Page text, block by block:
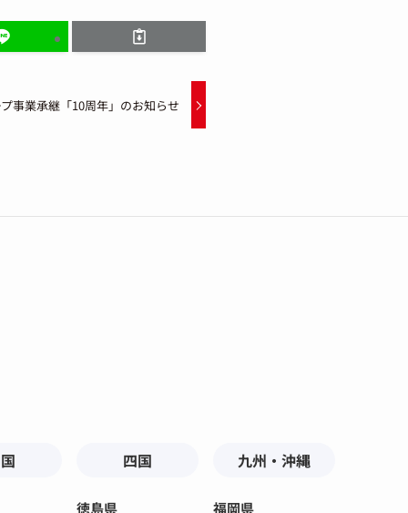
事業承継「10周年」のお知らせ
四国
徳島県
九州・沖縄
福岡県